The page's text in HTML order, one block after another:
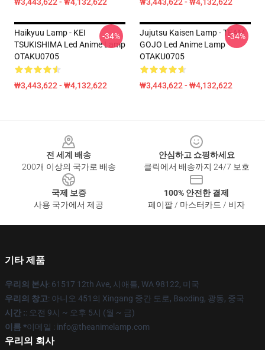
Haikyuu Lamp - KEI
TSUKISHIMA Led Anime Lamp
OTAKU0705
₩3,443,622 - ₩4,132,622
-34%
Jujutsu Kaisen Lamp - TEAM
GOJO Led Anime Lamp
OTAKU0705
₩3,443,622 - ₩4,132,622
-34%
전 세계 배송
200개 이상의 국가로 배송
안심하고 쇼핑하세요
클릭에서 배송까지 24/7 보호
국제 보증
사용 국가에서 제공
100% 안전한 결제
페이팔 / 마스터카드 / 비자
기타 제품
우리의 본사: 61517 12th Ave, 시애틀, WA 98122, 미국
우리의 창고: 아니오 451의 Xingang 중간 도로, Baoding, 광동, 중국
시간 :: 오전 9시 ~ 오후 5시 (월 ~ 금)
이름 *이메일 : info@theanimelamp.com
우리의 회사